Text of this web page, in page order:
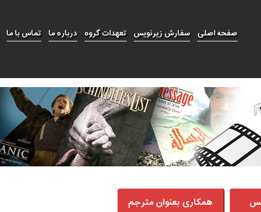
تماس با ما درباره ما تعهدات گروه سفارش زیرنویس صفحه اصلی
همکاری بعنوان مترجم